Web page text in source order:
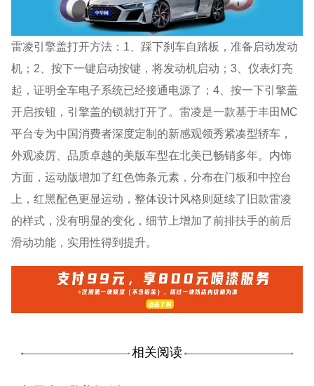
雷凌引擎盖打开方法：1、踩下刹车自踏板，准备启动发动
机；2、按下一键启动按键，将发动机启动；3、仪表灯亮
起，证明全车电子系统已经接通电源了；4、按一下引擎盖
开启按钮，引擎盖的锁就打开了。雷凌是一款基于丰田MC
平台专为中国消费者深度定制的新感观领秀紧凑型轿车，
外观凌厉、品质卓越的美版车型在北美已畅销多年。内饰
方面，运动版增加了红色饰条元素，分布在门板和中控台
上，红黑配色更显运动，整体设计风格则延续了旧款雷凌
的样式，没有明显的变化，细节上增加了前排扶手的前后
滑动功能，实用性得到提升。
相关阅读